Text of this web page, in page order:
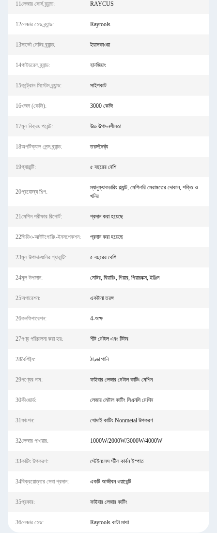
11লেজার সোর্স ব্র্যান্ড: RAYCUS
12লেজার হেড ব্র্যান্ড: Raytools
13সার্ভো মোটর ব্র্যান্ড: ইয়াসকাওয়া
14গাইডরেল ব্র্যান্ড: হানজিয়াং
15কন্ট্রোল সিস্টেম ব্র্যান্ড: সাইপকাট
16ওজন (কেজি): 3000 কেজি
17মূল বিক্রয় পয়েন্ট: উচ্চ উত্পাদনশীলতা
18অপটিক্যাল লেন্স ব্র্যান্ড: তরঙ্গদৈর্ঘ্য
19গ্যারান্টি: ৫ বছরের বেশি
20প্রযোজ্য শিল্প:
ম্যানুফ্যাকচারিং প্ল্যান্ট, মেশিনারি মেরামতের দোকান, শক্তি ও
খনির
21মেশিন পরীক্ষার রিপোর্ট: প্রদান করা হয়েছে
22ভিডিও-আউটগোয়িং-ইনসপেকশন: প্রদান করা হয়েছে
23মূল উপাদানগুলির গ্যারান্টি: ৫ বছরের বেশি
24মূল উপাদান: মোটর, বিয়ারিং, গিয়ার, গিয়ারবক্স, ইঞ্জিন
25অপারেশন: একটানা তরঙ্গ
26কনফিগারেশন: 4-অক্ষ
27পণ্য পরিচালনা করা হয়: শীট মেটাল এবং টিউব
28বৈশিষ্ট্য: ঠাণ্ডা পানি
29পণ্যের নাম: ফাইবার লেজার মেটাল কাটিং মেশিন
30কীওয়ার্ড: লেজার মেটাল কাটিং সিএনসি মেশিন
31ফাংশন: খোদাই কাটিং Nonmetal উপকরণ
32লেজার পাওয়ার: 1000W/2000W/3000W/4000W
33কাটিং উপকরণ: স্টেইনলেস স্টীল কার্বন ইস্পাত
34বিক্রয়োত্তর সেবা প্রদান: একটি আজীবন ওয়ারেন্টি
35প্রকার: ফাইবার লেজার কাটিং
36লেজার হেড: Raytools কাটা মাথা